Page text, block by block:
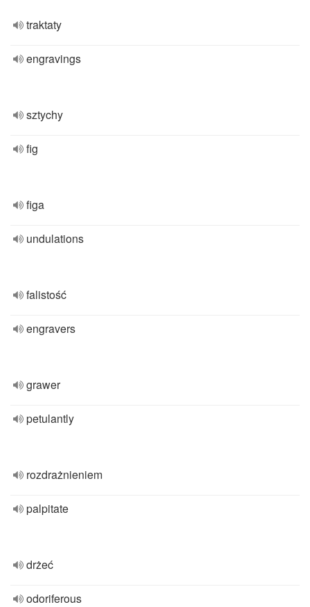
traktaty
engravings
sztychy
fig
figa
undulations
falistość
engravers
grawer
petulantly
rozdrażnieniem
palpitate
drżeć
odoriferous